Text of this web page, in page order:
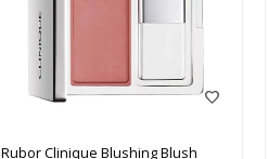
Rubor Clinique Blushing Blush